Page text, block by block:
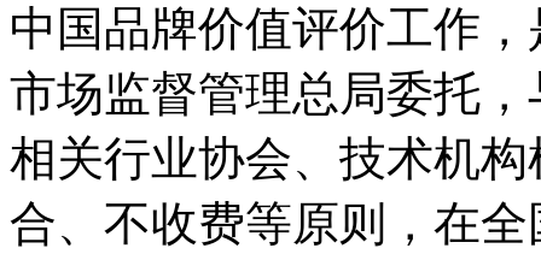
中国品牌价值评价工作
市场监督管理总局委托
相关行业协会、技术机
合、不收费等原则，在